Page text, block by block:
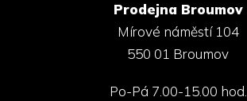
Prodejna Broumov
Mírové náměstí 104
550 01 Broumov
Po-Pá 7.00-15.00 hod.